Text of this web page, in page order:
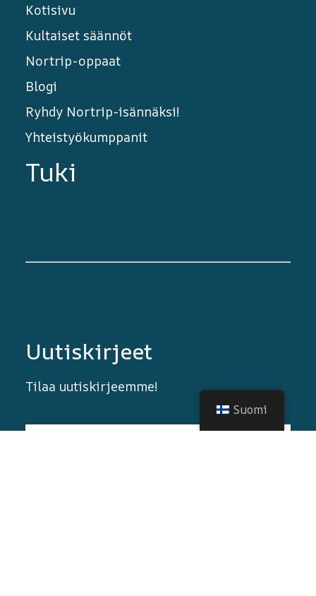
Kotisivu
Kultaiset säännöt
Nortrip-oppaat
Blogi
Ryhdy Nortrip-isännäksi!
Yhteistyökumppanit
Tuki
Uutiskirjeet
Tilaa uutiskirjeemme!
Suomi